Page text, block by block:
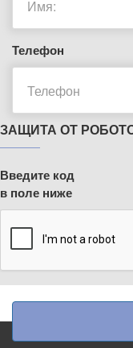
Телефон
ЗАЩИТА ОТ
Введите код
в поле ниже